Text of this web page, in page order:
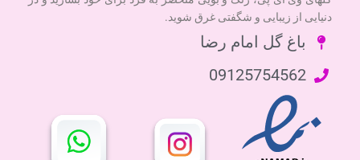
دنیایی از زیبایی و شگفتی غرق شوید.
باغ گل امام رضا
09125754562